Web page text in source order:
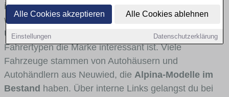
Alle Cookies akzeptieren Alle Cookies ablehnen
Einstellungen Datenschutzerklärung
in welchen Fahrzeugklassen Alpina stark vertreten ist,
welche Modellreihen häufig im Stadt- und
Umlandverkehr zu sehen sind und für welche
Fahrertypen die Marke interessant ist. Viele
Fahrzeuge stammen von Autohäusern und
Autohändlern aus Neuwied, die Alpina-Modelle im
Bestand haben. Über interne Links gelangst du bei